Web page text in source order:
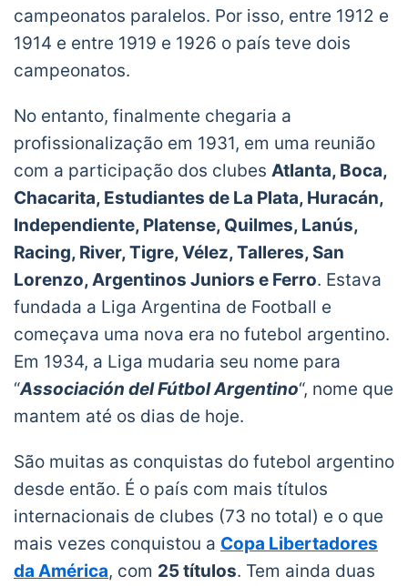
campeonatos paralelos. Por isso, entre 1912 e
1914 e entre 1919 e 1926 o país teve dois
campeonatos.
No entanto, finalmente chegaria a
profissionalização em 1931, em uma reunião
com a participação dos clubes Atlanta, Boca,
Chacarita, Estudiantes de La Plata, Huracán,
Independiente, Platense, Quilmes, Lanús,
Racing, River, Tigre, Vélez, Talleres, San
Lorenzo, Argentinos Juniors e Ferro. Estava
fundada a Liga Argentina de Football e
começava uma nova era no futebol argentino.
Em 1934, a Liga mudaria seu nome para
“Associación del Fútbol Argentino“, nome que
mantem até os dias de hoje.
São muitas as conquistas do futebol argentino
desde então. É o país com mais títulos
internacionais de clubes (73 no total) e o que
mais vezes conquistou a Copa Libertadores
da América, com 25 títulos. Tem ainda duas